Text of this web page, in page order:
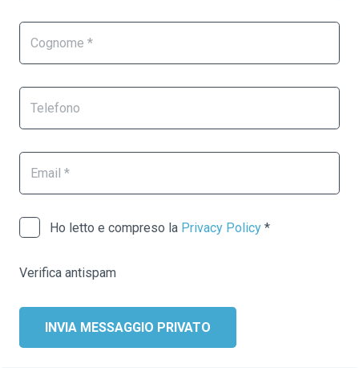
Ho letto e compreso la Privacy Policy *
Verifica antispam
INVIA MESSAGGIO PRIVATO